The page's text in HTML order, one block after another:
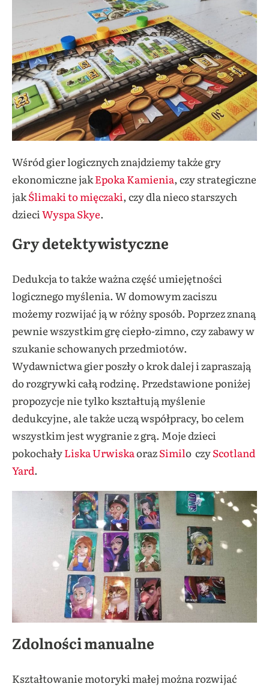
Wśród gier logicznych znajdziemy także gry
ekonomiczne jakEpoka Kamienia, czy strategiczne
jakŚlimaki to mięczaki, czy dla nieco starszych
dzieciWyspa Skye.
Gry detektywistyczne
Dedukcja to także ważna część umiejętności
logicznego myślenia. W domowym zaciszu
możemy rozwijać ją w różny sposób. Poprzez znaną
pewnie wszystkim grę ciepło-zimno, czy zabawy w
szukanie schowanych przedmiotów.
Wydawnictwa gier poszły o krok dalej i zapraszają
do rozgrywki całą rodzinę. Przedstawione poniżej
propozycje nie tylko kształtują myślenie
dedukcyjne, ale także uczą współpracy, bo celem
wszystkim jest wygranie z grą. Moje dzieci
pokochałyLiska UrwiskaorazSimilo czyScotland
Yard.
Zdolności manualne
Kształtowanie motoryki małej można rozwijać